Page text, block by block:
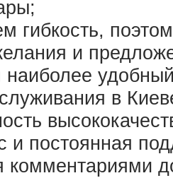
гибкость,
и
в
и постоянная
комментариями